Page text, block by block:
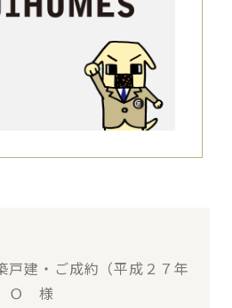
戸建・ご成約（平成２７年
Ｏ 様